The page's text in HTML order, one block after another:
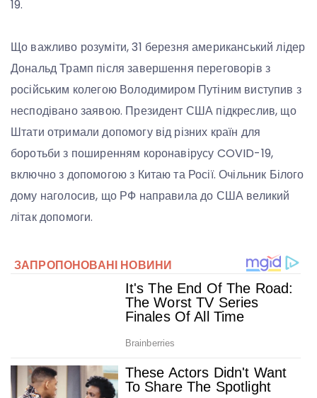
19.
Що важливо розуміти, 31 березня американський лідер
Дональд Трамп після завершення переговорів з
російським колегою Володимиром Путіним виступив з
несподівано заявою. Президент США підкреслив, що
Штати отримали допомогу від різних країн для
боротьби з поширенням коронавірусу COVID-19,
включно з допомогою з Китаю та Росії. Очільник Білого
дому наголосив, що РФ направила до США великий
літак допомоги.